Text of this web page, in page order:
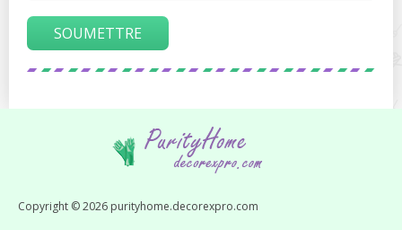
SOUMETTRE
Copyright © 2026 purityhome.decorexpro.com